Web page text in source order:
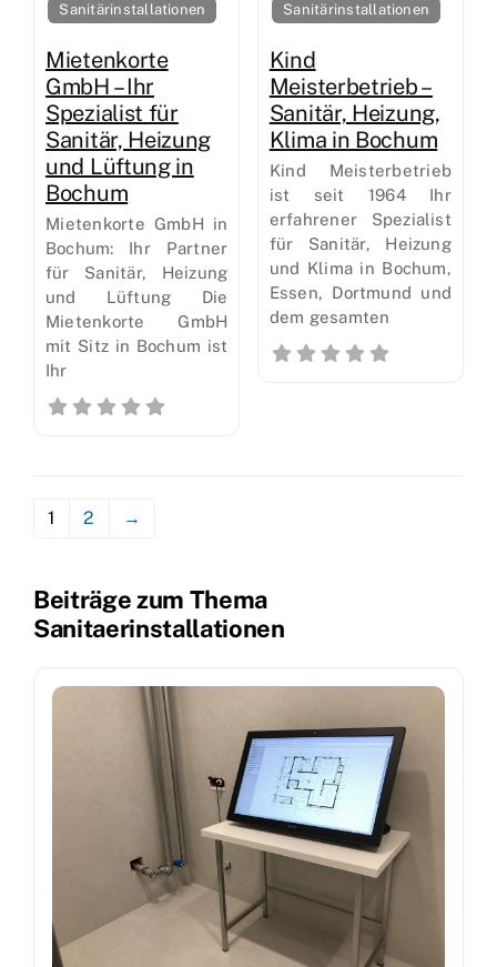
Sanitärinstallationen
Mietenkorte
GmbH – Ihr
Spezialist für
Sanitär, Heizung
und Lüftung in
Bochum
Mietenkorte GmbH in
Bochum: Ihr Partner
für Sanitär, Heizung
und Lüftung Die
Mietenkorte GmbH
mit Sitz in Bochum ist
Ihr
Sanitärinstallationen
Kind
Meisterbetrieb –
Sanitär, Heizung,
Klima in Bochum
Kind Meisterbetrieb
ist seit 1964 Ihr
erfahrener Spezialist
für Sanitär, Heizung
und Klima in Bochum,
Essen, Dortmund und
dem gesamten
1 2 →
Beiträge zum Thema
Sanitaerinstallationen